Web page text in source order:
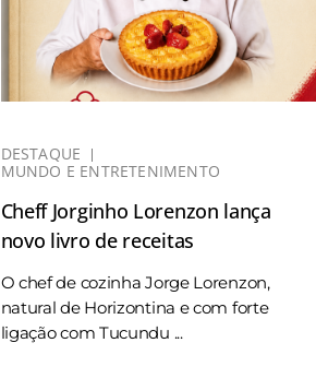
DESTAQUE
MUNDO E ENTRETENIMENTO
Cheff Jorginho Lorenzon lança
novo livro de receitas
O chef de cozinha Jorge Lorenzon,
natural de Horizontina e com forte
ligação com Tucundu ...